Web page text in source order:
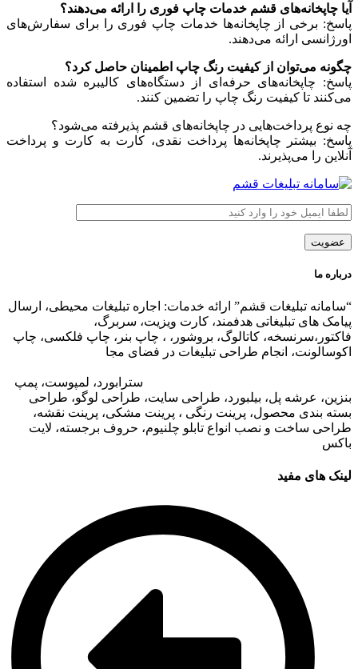
آیا چاپخانه‌های قشم خدمات چاپ فوری را ارائه می‌دهند؟
پاسخ: برخی از چاپخانه‌ها خدمات چاپ فوری را برای سفارش‌های
اورژانسی ارائه می‌دهند.
چگونه می‌توان از کیفیت رنگ چاپ اطمینان حاصل کرد؟
پاسخ: چاپخانه‌های حرفه‌ای از دستگاه‌های کالیبره شده استفاده
می‌کنند تا کیفیت رنگ چاپ را تضمین کنند.
چه نوع پرداخت‌هایی در چاپخانه‌های قشم پذیرفته می‌شود؟
پاسخ: بیشتر چاپخانه‌ها پرداخت نقدی، کارت به کارت و پرداخت
آنلاین را می‌پذیرند.
درباره ما
“سامانه تبلیغات قشم” ارائه خدمات: اجاره تبلیغات محیطی، ارسال
پیامک های تبلیغاتی هدفمند، کارت ویزیت، سربرگ،
فاکتور،سرنسخه، کاتالوگ، بروشور، ، چاپ بنر، چاپ فلکسی، چاپ
اکوسالونت، انجام طراحی تبلیغات در فضای مجا
سترابورد، لمپوست، پمپ
بنزین، عرشه پل، بیلبورد، طراحی سایت، طراحی لوگو، طراحی
بسته بندی محصول، پرینت رنگی ، پرینت مشکی، پرینت نقشه،
طراحی ساخت و نصب انواع تابلو چلنیوم، حروف برجسته، لایت
باکس
لینک های مفید